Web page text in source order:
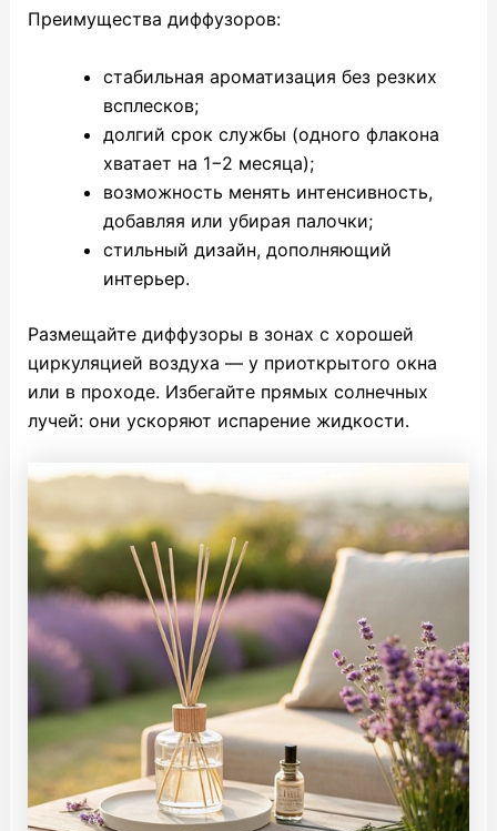
Преимущества диффузоров:
стабильная ароматизация без резких
всплесков;
долгий срок службы (одного флакона
хватает на 1−2 месяца);
возможность менять интенсивность,
добавляя или убирая палочки;
стильный дизайн, дополняющий
интерьер.
Размещайте диффузоры в зонах с хорошей
циркуляцией воздуха — у приоткрытого окна
или в проходе. Избегайте прямых солнечных
лучей: они ускоряют испарение жидкости.